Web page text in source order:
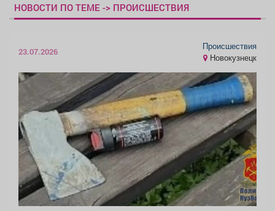
НОВОСТИ ПО ТЕМЕ -> ПРОИСШЕСТВИЯ
23.07.2026
Происшествия
Новокузнецк